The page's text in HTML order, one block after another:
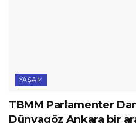
YAŞAM
TBMM Parlamenter
Dünyagöz Ankara bir